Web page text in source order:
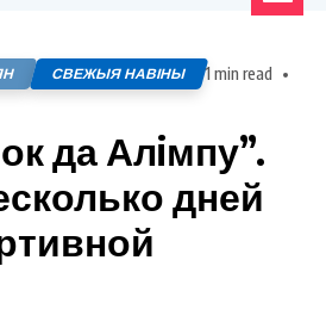
СВЕЖЫЯ НАВІНЫ 1 min read
да Алiмпу”.
дней